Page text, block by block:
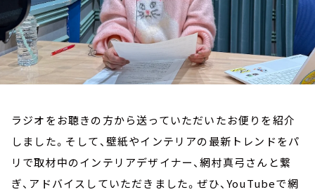
ラジオをお聴きの方から送っていただいたお便りを紹介
しました。そして、壁紙やインテリアの最新トレンドをパ
リで取材中のインテリアデザイナー、網村真弓さんと繋
ぎ、アドバイスしていただきました。ぜひ、YouTubeで網